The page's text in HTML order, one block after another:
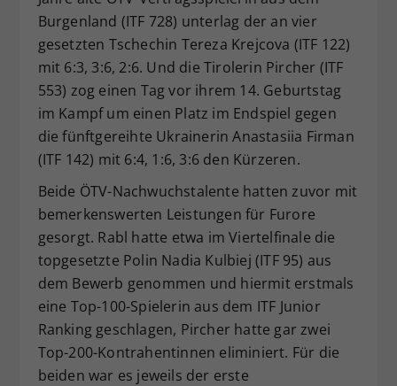
Burgenland (ITF 728) unterlag der an vier
gesetzten Tschechin Tereza Krejcova (ITF 122)
mit 6:3, 3:6, 2:6. Und die Tirolerin Pircher (ITF
553) zog einen Tag vor ihrem 14. Geburtstag
im Kampf um einen Platz im Endspiel gegen
die fünftgereihte Ukrainerin Anastasiia Firman
(ITF 142) mit 6:4, 1:6, 3:6 den Kürzeren.
Beide ÖTV-Nachwuchstalente hatten zuvor mit
bemerkenswerten Leistungen für Furore
gesorgt. Rabl hatte etwa im Viertelfinale die
topgesetzte Polin Nadia Kulbiej (ITF 95) aus
dem Bewerb genommen und hiermit erstmals
eine Top-100-Spielerin aus dem ITF Junior
Ranking geschlagen, Pircher hatte gar zwei
Top-200-Kontrahentinnen eliminiert. Für die
beiden war es jeweils der erste